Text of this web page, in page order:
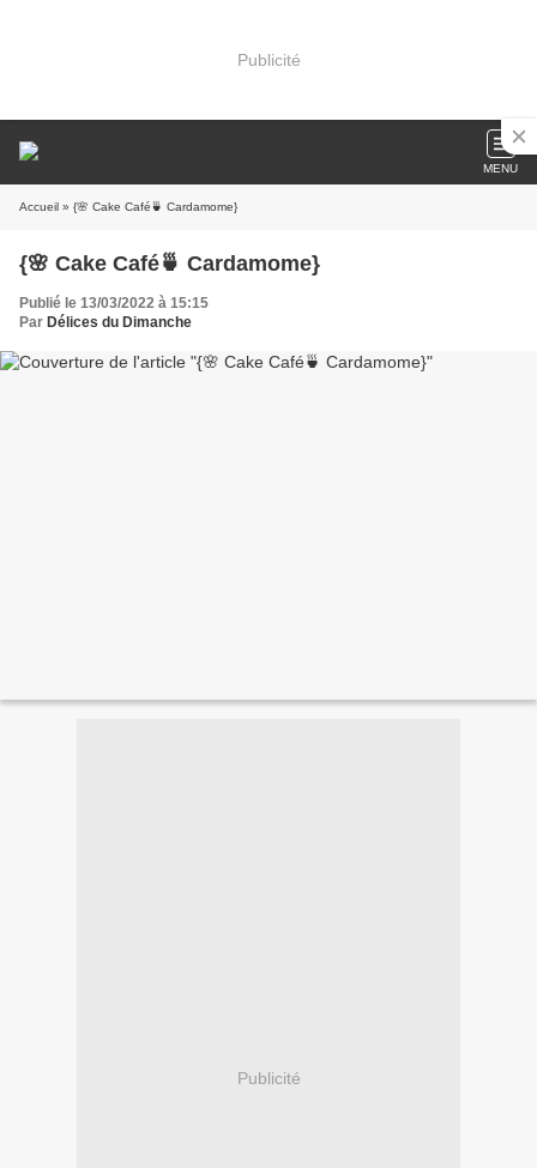
Publicité
MENU
Accueil » {🌸 Cake Café🍵 Cardamome}
{🌸 Cake Café🍵 Cardamome}
Publié le 13/03/2022 à 15:15
Par Délices du Dimanche
Publicité